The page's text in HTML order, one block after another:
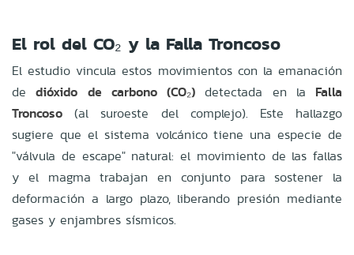
El rol del CO₂ y la Falla Troncoso
El estudio vincula estos movimientos con la emanación
dedióxido de carbono (CO₂) detectada en la Falla
Troncoso (al suroeste del complejo). Este hallazgo
sugiere que el sistema volcánico tiene una especie de
"válvula de escape" natural: el movimiento de las fallas
y el magma trabajan en conjunto para sostener la
deformación a largo plazo, liberando presión mediante
gases y enjambres sísmicos.